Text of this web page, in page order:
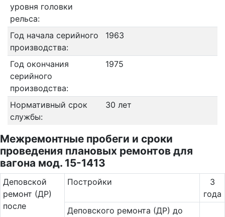
уровня головки
рельса:
Год начала серийного
производства:
1963
Год окончания
серийного
производства:
1975
Нормативный срок
службы:
30 лет
Межремонтные пробеги и сроки
проведения плановых ремонтов для
вагона мод. 15-1413
Де­повс­кой
ремонт (ДР)
после
Постройки
3
года
Деповского ремонта (ДР) до